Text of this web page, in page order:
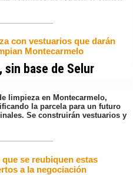
con vestuarios que darán
Montecarmelo
sin base de Selur
limpieza en Montecarmelo,
la parcela para un futuro
Se construirán vestuarios y
se reubiquen estas
a la negociación